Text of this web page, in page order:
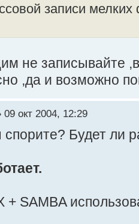
записи
не записывайте
,да и возможно
09 окт 2004, 12:29
Будет ли
SAMBA